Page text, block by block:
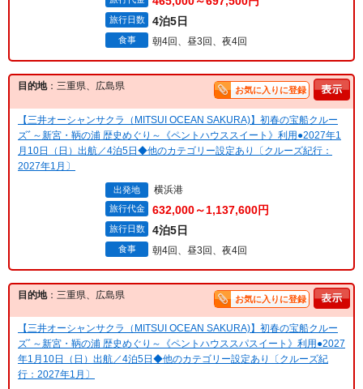
旅行日数 4泊5日
食事 朝4回、昼3回、夜4回
目的地：三重県、広島県 お気に入りに登録
【三井オーシャンサクラ（MITSUI OCEAN SAKURA)】初春の宝船クルー
ズﾞ～新宮・鞆の浦 歴史めぐり～《ペントハウススイート》利用●2027年1
月10日（日）出航／4泊5日◆他のカテゴリー設定あり〔クルーズ紀行：
2027年1月〕
出発地 横浜港
旅行代金 632,000～1,137,600円
旅行日数 4泊5日
食事 朝4回、昼3回、夜4回
目的地：三重県、広島県 お気に入りに登録
【三井オーシャンサクラ（MITSUI OCEAN SAKURA)】初春の宝船クルー
ズﾞ～新宮・鞆の浦 歴史めぐり～《ペントハウススパスイート》利用●2027
年1月10日（日）出航／4泊5日◆他のカテゴリー設定あり〔クルーズ紀
行：2027年1月〕